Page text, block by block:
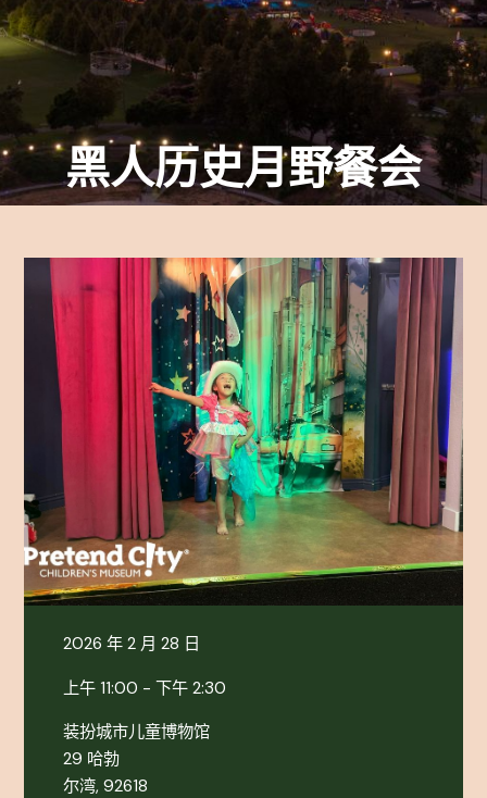
黑人历史月野餐会
2026 年 2 月 28 日
上午 11:00 - 下午 2:30
装扮城市儿童博物馆
29 哈勃
尔湾, 92618